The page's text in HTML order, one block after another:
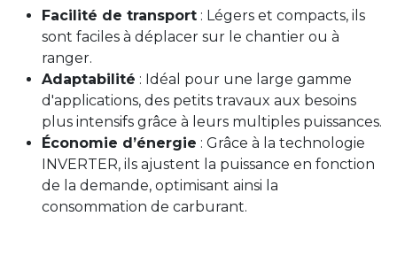
Facilité de transport : Légers et compacts, ils
sont faciles à déplacer sur le chantier ou à
ranger.
Adaptabilité : Idéal pour une large gamme
d'applications, des petits travaux aux besoins
plus intensifs grâce à leurs multiples puissances.
Économie d’énergie : Grâce à la technologie
INVERTER, ils ajustent la puissance en fonction
de la demande, optimisant ainsi la
consommation de carburant.